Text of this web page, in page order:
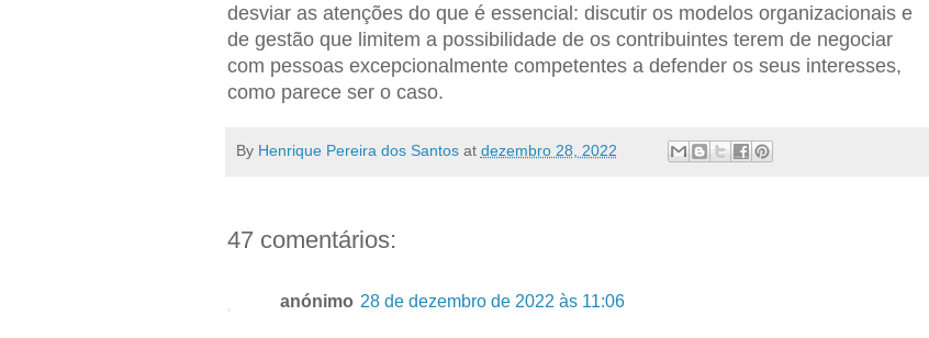
desviar as atenções do que é essencial: discutir os modelos organizacionais e
de gestão que limitem a possibilidade de os contribuintes terem de negociar
com pessoas excepcionalmente competentes a defender os seus interesses,
como parece ser o caso.
By Henrique Pereira dos Santos at dezembro 28, 2022
47 comentários:
anónimo 28 de dezembro de 2022 às 11:06